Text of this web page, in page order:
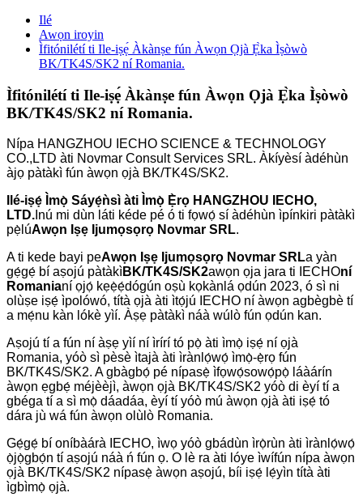
Ilé
Awọn iroyin
Ìfitónilétí ti Ile-iṣẹ́ Àkànṣe fún Àwọn Ọjà Ẹ̀ka Ìṣòwò
BK/TK4S/SK2 ní Romania.
Ìfitónilétí ti Ile-iṣẹ́ Àkànṣe fún Àwọn Ọjà Ẹ̀ka Ìṣòwò
BK/TK4S/SK2 ní Romania.
Nípa HANGZHOU IECHO SCIENCE & TECHNOLOGY
CO.,LTD àti Novmar Consult Services SRL. Àkíyèsí àdéhùn
àjọ pàtàkì fún àwọn ọjà BK/TK4S/SK2.
Ilé-iṣẹ́ Ìmọ̀ Sáyẹ́ǹsì àti Ìmọ̀ Ẹ̀rọ HANGZHOU IECHO,
LTD. Inú mi dùn láti kéde pé ó ti fọwọ́ sí àdéhùn ìpínkiri pàtàkì
pẹ̀lúAwọn Iṣẹ Ijumọsọrọ Novmar SRL.
A ti kede bayi peAwọn Iṣẹ Ijumọsọrọ Novmar SRLa yàn
gẹ́gẹ́ bí aṣojú pàtàkìBK/TK4S/SK2awọn ọja jara ti IECHOní
Romanianí ọjọ́ kẹẹ̀ẹ́dógún oṣù kọkànlá ọdún 2023, ó sì ni
olùṣe iṣẹ́ ìpolówó, títà ọjà àti ìtọ́jú IECHO ní àwọn agbègbè tí
a mẹ́nu kàn lókè yìí. Àṣẹ pàtàkì náà wúlò fún ọdún kan.
Aṣojú tí a fún ní àṣẹ yìí ní ìrírí tó pọ̀ àti ìmọ̀ iṣẹ́ ní ọjà
Romania, yóò sì pèsè ìtajà àti ìrànlọ́wọ́ ìmọ̀-ẹ̀rọ fún
BK/TK4S/SK2. A gbàgbọ́ pé nípasẹ̀ ìfọwọ́sowọ́pọ̀ láàárín
àwọn ẹgbẹ́ méjèèjì, àwọn ọjà BK/TK4S/SK2 yóò di èyí tí a
gbéga tí a sì mọ̀ dáadáa, èyí tí yóò mú àwọn ọjà àti iṣẹ́ tó
dára jù wá fún àwọn olùlò Romania.
Gẹ́gẹ́ bí oníbàárà IECHO, ìwọ yóò gbádùn ìrọ̀rùn àti ìrànlọ́wọ́
ọ̀jọ̀gbọ́n tí aṣojú náà ń fún ọ. O lè ra àti lóye ìwífún nípa àwọn
ọjà BK/TK4S/SK2 nípasẹ̀ àwọn aṣojú, bíi iṣẹ́ lẹ́yìn títà àti
ìgbìmọ̀ ọjà.